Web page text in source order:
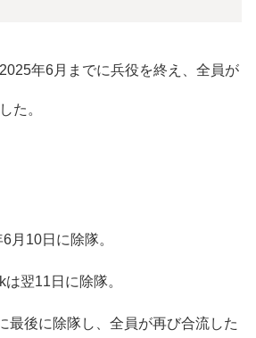
年6月までに兵役を終え、全員が
た。
月10日に除隊。
翌11日に除隊。
最後に除隊し、全員が再び合流した